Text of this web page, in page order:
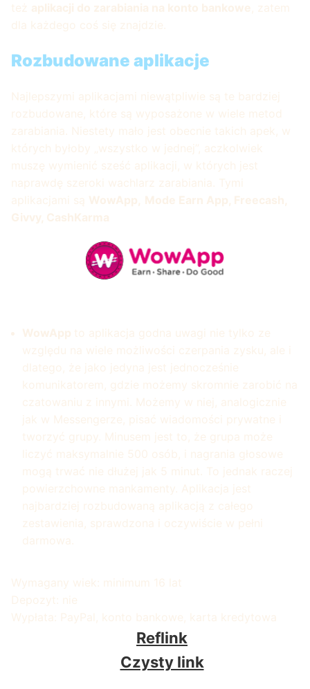
też aplikacji do zarabiania na konto bankowe , zatem
dla każdego coś się znajdzie.
Rozbudowane aplikacje
Najlepszymi aplikacjami niewątpliwie są te bardziej
rozbudowane, które są wyposażone w wiele metod
zarabiania. Niestety mało jest obecnie takich apek, w
których byłoby „wszystko w jednej”, aczkolwiek
muszę wymienić sześć aplikacji, w których jest
naprawdę szeroki wachlarz zarabiania. Tymi
aplikacjami są WowApp, Mode Earn App, Freecash,
Givvy, CashKarma
WowApp to aplikacja godna uwagi nie tylko ze
względu na wiele możliwości czerpania zysku, ale i
dlatego, że jako jedyna jest jednocześnie
komunikatorem, gdzie możemy skromnie zarobić na
czatowaniu z innymi. Możemy w niej, analogicznie
jak w Messengerze, pisać wiadomości prywatne i
tworzyć grupy. Minusem jest to, że grupa może
liczyć maksymalnie 500 osób, i nagrania głosowe
mogą trwać nie dłużej jak 5 minut. To jednak raczej
powierzchowne mankamenty. Aplikacja jest
najbardziej rozbudowaną aplikacją z całego
zestawienia, sprawdzona i oczywiście w pełni
darmowa.
Wymagany wiek: minimum 16 lat
Depozyt: nie
Wypłata: PayPal, konto bankowe, karta kredytowa
Reflink
Czysty link